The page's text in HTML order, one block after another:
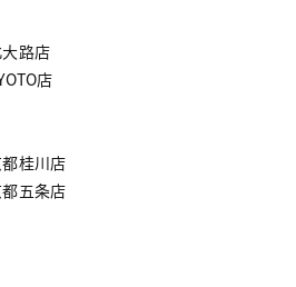
大路店
店
都桂川店
都五条店